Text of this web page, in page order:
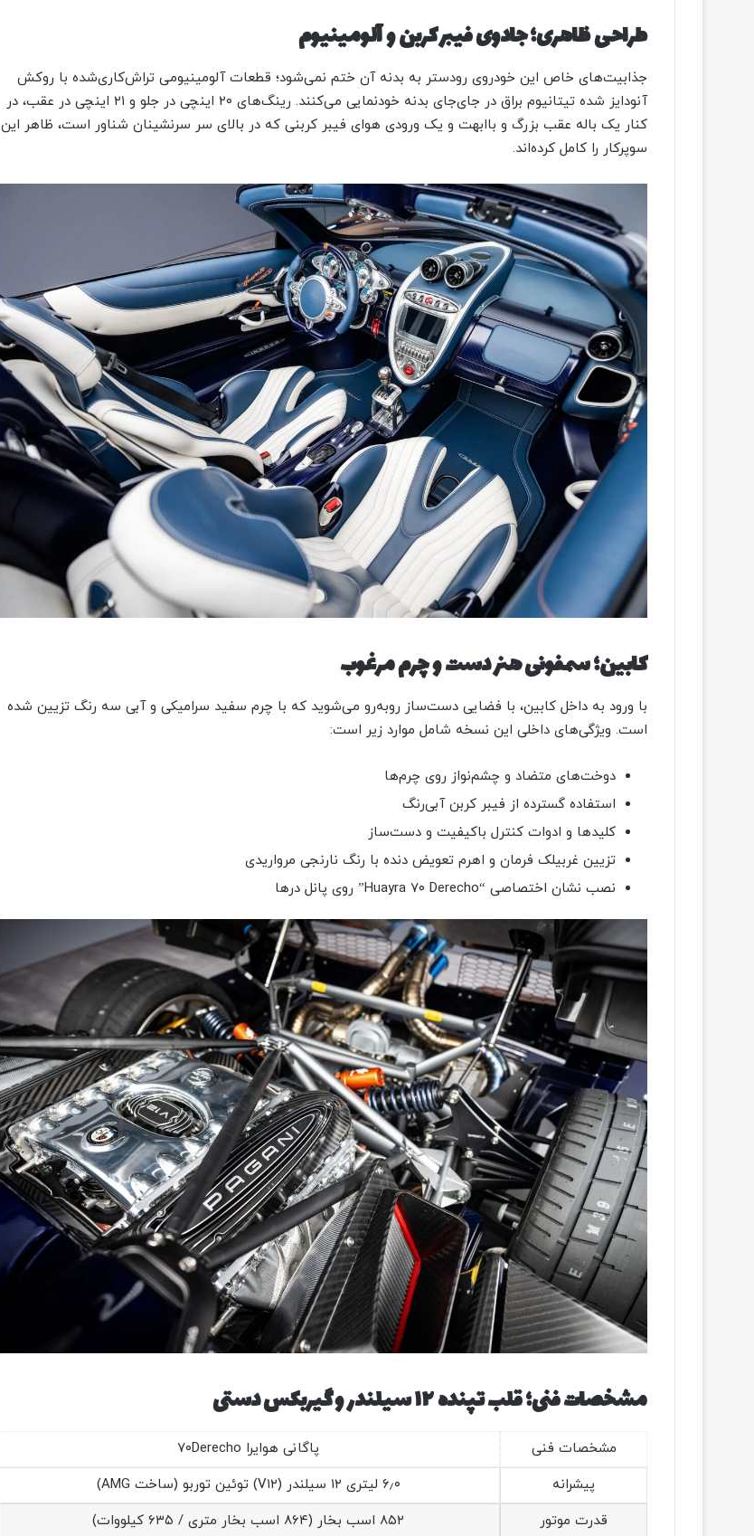
طراحی ظاهری؛ جادوی فیبر کربن و آلومینیوم
جذابیت‌های خاص این خودروی رودستر به بدنه آن ختم نمی‌شود؛ قطعات آلومینیومی تراش‌کاری‌شده با روکش
آنودایز شده تیتانیوم براق در جای‌جای بدنه خودنمایی می‌کنند. رینگ‌های ۲۰ اینچی در جلو و ۲۱ اینچی در عقب، در
کنار یک باله عقب بزرگ و باابهت و یک ورودی هوای فیبر کربنی که در بالای سر سرنشینان شناور است، ظاهر این
سوپرکار را کامل کرده‌اند.
کابین؛ سمفونی هنر دست و چرم مرغوب
با ورود به داخل کابین، با فضایی دست‌ساز روبه‌رو می‌شوید که با چرم سفید سرامیکی و آبی سه رنگ تزیین شده
است. ویژگی‌های داخلی این نسخه شامل موارد زیر است:
دوخت‌های متضاد و چشم‌نواز روی چرم‌ها
استفاده گسترده از فیبر کربن آبی‌رنگ
کلیدها و ادوات کنترل باکیفیت و دست‌ساز
تزیین غربیلک فرمان و اهرم تعویض دنده با رنگ نارنجی مرواریدی
نصب نشان اختصاصی “Huayra ۷۰ Derecho” روی پانل درها
مشخصات فنی؛ قلب تپنده ۱۲ سیلندر و گیربکس دستی
مشخصات فنی
پاگانی هوایرا ۷۰Derecho
پیشرانه
۶٫۰ لیتری ۱۲ سیلندر (V۱۲) توئین توربو (ساخت AMG)
قدرت موتور
۸۵۲ اسب بخار (۸۶۴ اسب بخار متری / ۶۳۵ کیلووات)